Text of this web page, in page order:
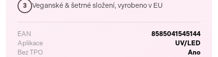
3 Veganské & šetrné složení, vyrobeno v EU
EAN
8585041545144
Aplikace
UV/LED
Bez TPO
Ano